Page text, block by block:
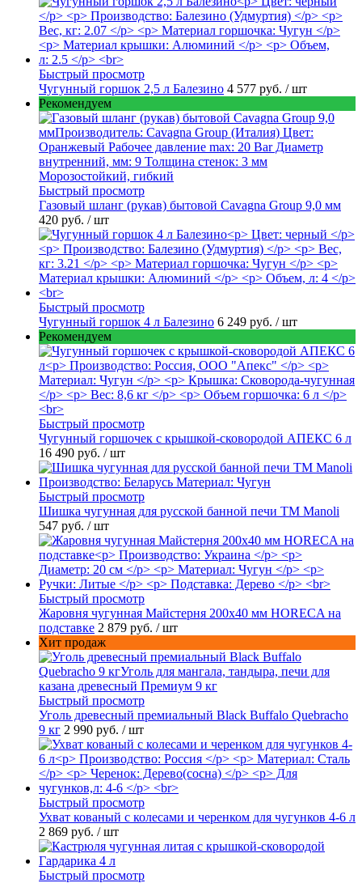
Быстрый просмотр
Чугунный горшок 2,5 л Балезино 4 577 руб. / шт
Рекомендуем
Быстрый просмотр
Газовый шланг (рукав) бытовой Cavagna Group 9,0 мм
420 руб. / шт
Быстрый просмотр
Чугунный горшок 4 л Балезино 6 249 руб. / шт
Рекомендуем
Быстрый просмотр
Чугунный горшочек с крышкой-сковородой АПЕКС 6 л
16 490 руб. / шт
Быстрый просмотр
Шишка чугунная для русской банной печи ТМ Manoli
547 руб. / шт
Быстрый просмотр
Жаровня чугунная Майстерня 200х40 мм HORECA на
подставке 2 879 руб. / шт
Хит продаж
Быстрый просмотр
Уголь древесный премиальный Black Buffalo Quebracho
9 кг 2 990 руб. / шт
Быстрый просмотр
Ухват кованый с колесами и черенком для чугунков 4-6 л
2 869 руб. / шт
Быстрый просмотр